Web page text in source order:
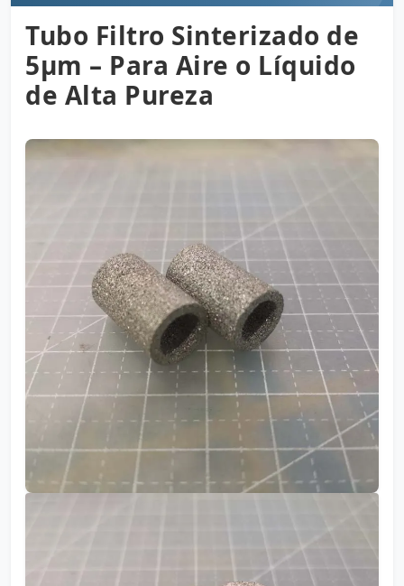
Tubo Filtro Sinterizado de
5µm – Para Aire o Líquido
de Alta Pureza